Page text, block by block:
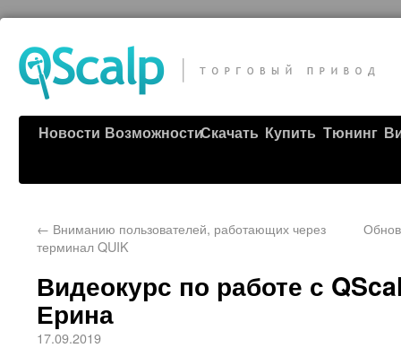
Новости ВозможностиСкачать Купить Тюнинг
← Вниманию пользователей, работающих через
терминал QUIK
Видеокурс по работе с
Ерина
17.09.2019